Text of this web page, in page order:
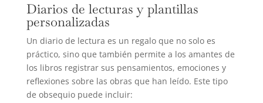
Diarios de lecturas y plantillas
personalizadas
Un diario de lectura es un regalo que no solo es
práctico, sino que también permite a los amantes de
los libros registrar sus pensamientos, emociones y
reflexiones sobre las obras que han leído. Este tipo
de obsequio puede incluir: